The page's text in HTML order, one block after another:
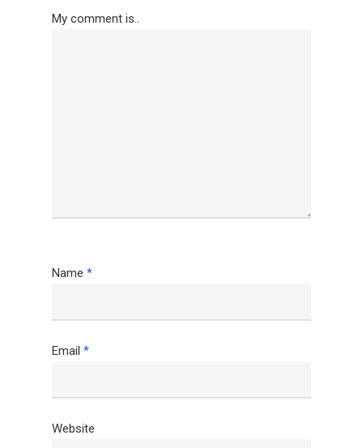
My comment is..
Name *
Email *
Website